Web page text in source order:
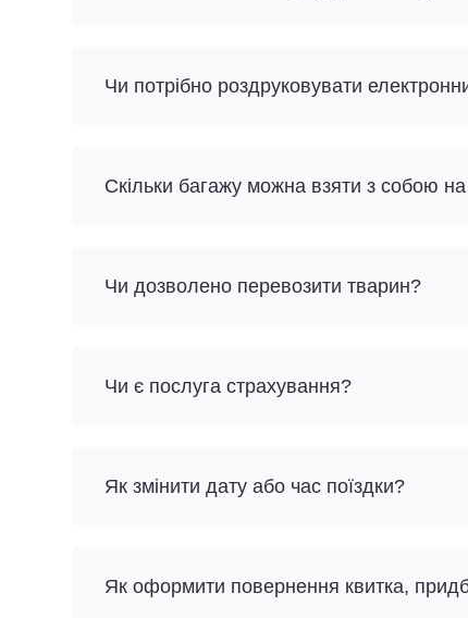
Чи потрібно роздруковувати
Скільки багажу можна взяти з собою
Чи дозволено перевозити тварин?
Чи є послуга страхування?
Як змінити дату або час поїздки?
Як оформити повернення квитка,